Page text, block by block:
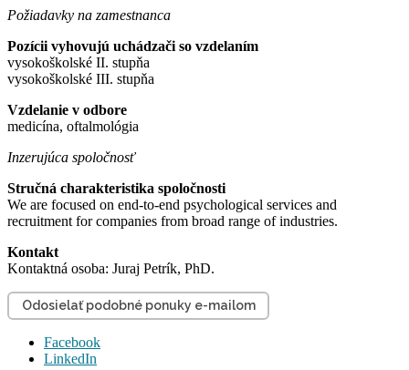
Požiadavky na zamestnanca
Pozícii vyhovujú uchádzači so vzdelaním
vysokoškolské II. stupňa
vysokoškolské III. stupňa
Vzdelanie v odbore
medicína, oftalmológia
Inzerujúca spoločnosť
Stručná charakteristika spoločnosti
We are focused on end-to-end psychological services and
recruitment for companies from broad range of industries.
Kontakt
Kontaktná osoba: Juraj Petrík, PhD.
Odosielať podobné ponuky e-mailom
Facebook
LinkedIn